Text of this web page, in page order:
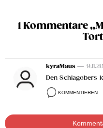
1 Kommentare
kyraMaus —
Den Schlagobers
KOMMENTIEREN